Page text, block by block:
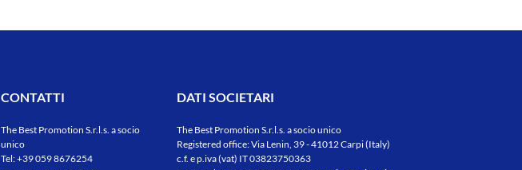
CONTATTI
The Best Promotion S.r.l.s. a socio
unico
Tel:+39 059 8676254
DATI SOCIETARI
The Best Promotion S.r.l.s. a socio unico
Registered office: Via Lenin, 39 - 41012 Carpi (Italy)
c.f. e p.iva (vat) IT 03823750363